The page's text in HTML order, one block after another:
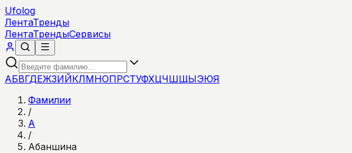
Ufolog
ЛентаТренды
ЛентаТрендыСервисы
АБВГДЕЖЗИЙКЛМНОПРСТУФХЦЧШЩЫЭЮЯ
Фамилии
/
А
/
Абаншина